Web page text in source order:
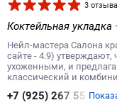
3 отзыва
Коктейльная укладка
Нейл-мастера Салона
сайте - 4.9) утверждают,
ухоженными, и
классический и
+7 (925) 267 55